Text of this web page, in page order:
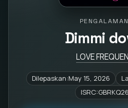
Dimmi
LOVE
Dilepaskan:May 15, 2026